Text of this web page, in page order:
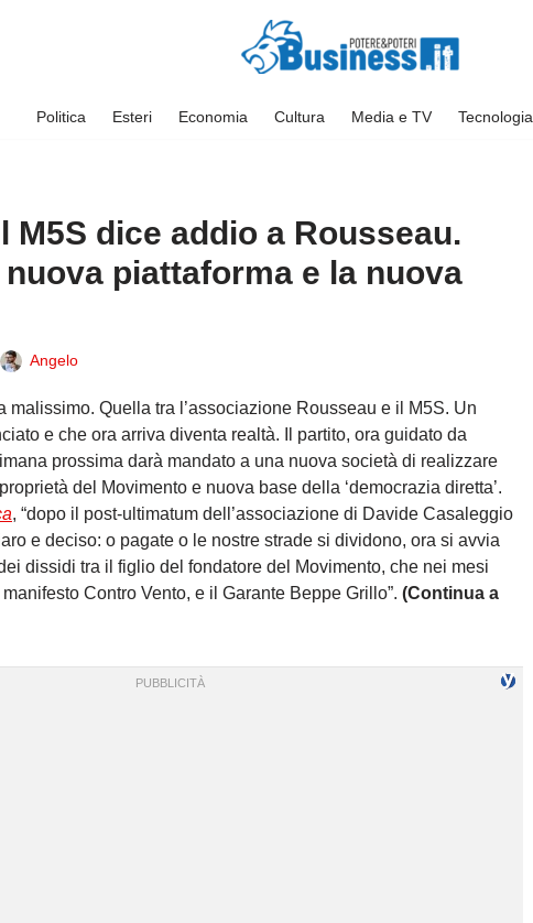
Politica Esteri Economia Cultura Media e TV Tecnologia
M5S dice addio a Rousseau.
piattaforma e la nuova
Angelo
malissimo. Quella tra l’associazione Rousseau e il M5S. Un
e che ora arriva diventa realtà. Il partito, ora guidato da
prossima darà mandato a una nuova società di realizzare
del Movimento e nuova base della ‘democrazia diretta’.
, “dopo il post-ultimatum dell’associazione di Davide Casaleggio
e deciso: o pagate o le nostre strade si dividono, ora si avvia
dissidi tra il figlio del fondatore del Movimento, che nei mesi
Contro Vento, e il Garante Beppe Grillo”. (Continua a